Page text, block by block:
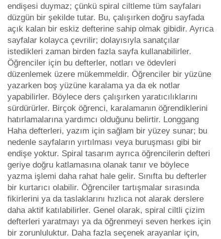
endişesi duymaz; çünkü spiral ciltleme tüm sayfaları
düzgün bir şekilde tutar. Bu, çalışırken doğru sayfada
açık kalan bir eskiz defterine sahip olmak gibidir. Ayrıca
sayfalar kolayca çevrilir; dolayısıyla sanatçılar
istedikleri zaman birden fazla sayfa kullanabilirler.
Öğrenciler için bu defterler, notları ve ödevleri
düzenlemek üzere mükemmeldir. Öğrenciler bir yüzüne
yazarken boş yüzüne karalama ya da ek notlar
yapabilirler. Böylece ders çalışırken yaratıcılıklarını
sürdürürler. Birçok öğrenci, karalamanın öğrendiklerini
hatırlamalarına yardımcı olduğunu belirtir. Longgang
Haha defterleri, yazım için sağlam bir yüzey sunar; bu
nedenle sayfaların yırtılması veya buruşması gibi bir
endişe yoktur. Spiral tasarım ayrıca öğrencilerin defteri
geriye doğru katlamasına olanak tanır ve böylece
yazma işlemi daha rahat hale gelir. Sınıfta bu defterler
bir kurtarıcı olabilir. Öğrenciler tartışmalar sırasında
fikirlerini ya da taslaklarını hızlıca not alarak derslere
daha aktif katılabilirler. Genel olarak, spiral ciltli çizim
defterleri yaratmayı ya da öğrenmeyi seven herkes için
bir zorunluluktur. Daha fazla seçenek arayanlar için,